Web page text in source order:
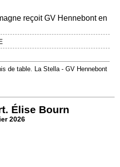
reçoit GV Hennebont en
de table. La Stella - GV Hennebont
Élise Bourn
2026